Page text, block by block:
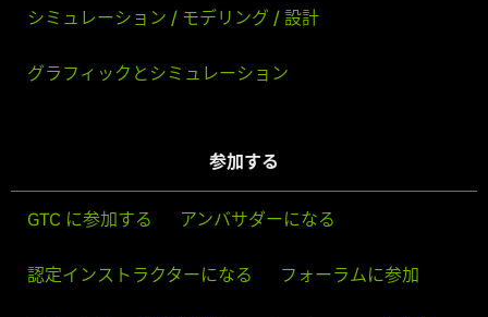
シミュレーション / モデリング / 設計
グラフィックとシミュレーション
参加する
GTC に参加する アンバサダーになる
認定インストラクターになる フォーラムに参加